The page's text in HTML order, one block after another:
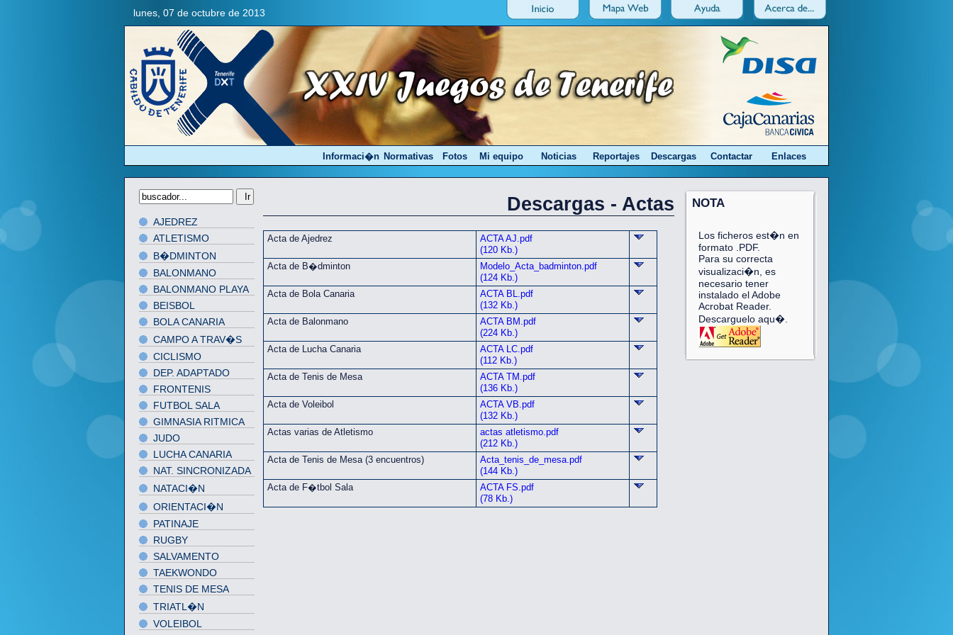
lunes, 07 de octubre de 2013
AJEDREZ
ATLETISMO
B�DMINTON
BALONMANO
BALONMANO PLAYA
BEISBOL
BOLA CANARIA
CAMPO A TRAV�S
CICLISMO
DEP. ADAPTADO
FRONTENIS
FUTBOL SALA
GIMNASIA RITMICA
JUDO
LUCHA CANARIA
NAT. SINCRONIZADA
NATACI�N
ORIENTACI�N
PATINAJE
RUGBY
SALVAMENTO
TAEKWONDO
TENIS DE MESA
TRIATL�N
VOLEIBOL
Descargas - Actas
Acta de Ajedrez
ACTA AJ.pdf
(120 Kb.)
Acta de B�dminton
Modelo_Acta_badminton.pdf
(124 Kb.)
Acta de Bola Canaria
ACTA BL.pdf
(132 Kb.)
Acta de Balonmano
ACTA BM.pdf
(224 Kb.)
Acta de Lucha Canaria
ACTA LC.pdf
(112 Kb.)
Acta de Tenis de Mesa
ACTA TM.pdf
(136 Kb.)
Acta de Voleibol
ACTA VB.pdf
(132 Kb.)
Actas varias de Atletismo
actas atletismo.pdf
(212 Kb.)
Acta de Tenis de Mesa (3 encuentros)
Acta_tenis_de_mesa.pdf
(144 Kb.)
Acta de F�tbol Sala
ACTA FS.pdf
(78 Kb.)
NOTA
Los ficheros est�n en
formato .PDF.
Para su correcta
visualizaci�n, es
necesario tener
instalado el Adobe
Acrobat Reader.
Descarguelo aqu�.
Informaci�n Normativas Fotos Mi equipo Noticias Reportajes Descargas Contactar Enlaces